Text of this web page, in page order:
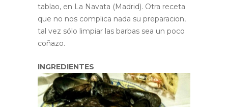
tablao, en La Navata (Madrid). Otra receta
que no nos complica nada su preparacion,
tal vez sólo limpiar las barbas sea un poco
coñazo.
INGREDIENTES